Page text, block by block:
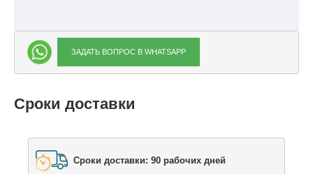
ЗАДАТЬ ВОПРОС В WHATSAPP
Сроки доставки
Сроки доставки: 90 рабочих дней